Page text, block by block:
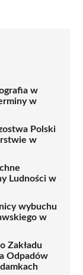
w
w
Polski
w
Ludności w
wybuchu
w
Zakładu
Odpadów